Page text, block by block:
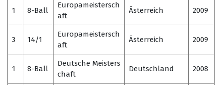
1 8-Ball
Europameistersch
aft
Ãsterreich 2009
3 14/1
Europameistersch
aft
Ãsterreich 2009
1 8-Ball
Deutsche Meisters
chaft
Deutschland 2008